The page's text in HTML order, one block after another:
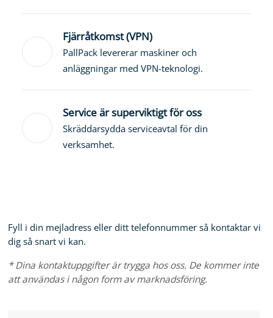
Fjärråtkomst (VPN)
PallPack levererar maskiner och
anläggningar med VPN-teknologi.
Service är superviktigt för oss
Skräddarsydda serviceavtal för din
verksamhet.
Fyll i din mejladress eller ditt telefonnummer så kontaktar vi
dig så snart vi kan.
* Dina kontaktuppgifter är trygga hos oss. De kommer inte
att användas i någon form av marknadsföring.